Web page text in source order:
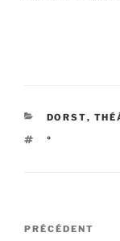
DORST,
ÉTIQUETTES
°
Navigation
Article
PRÉCÉDENT